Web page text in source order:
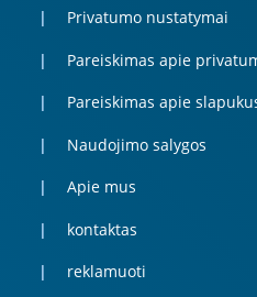
Privatumo nustatymai
Pareiskimas apie
Pareiskimas apie
Naudojimo salygos
Apie mus
kontaktas
reklamuoti